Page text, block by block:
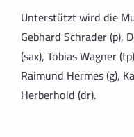
Unterstützt wird die
Gebhard Schrader (p),
(sax), Tobias Wagner
Raimund Hermes (g),
Herberhold (dr).